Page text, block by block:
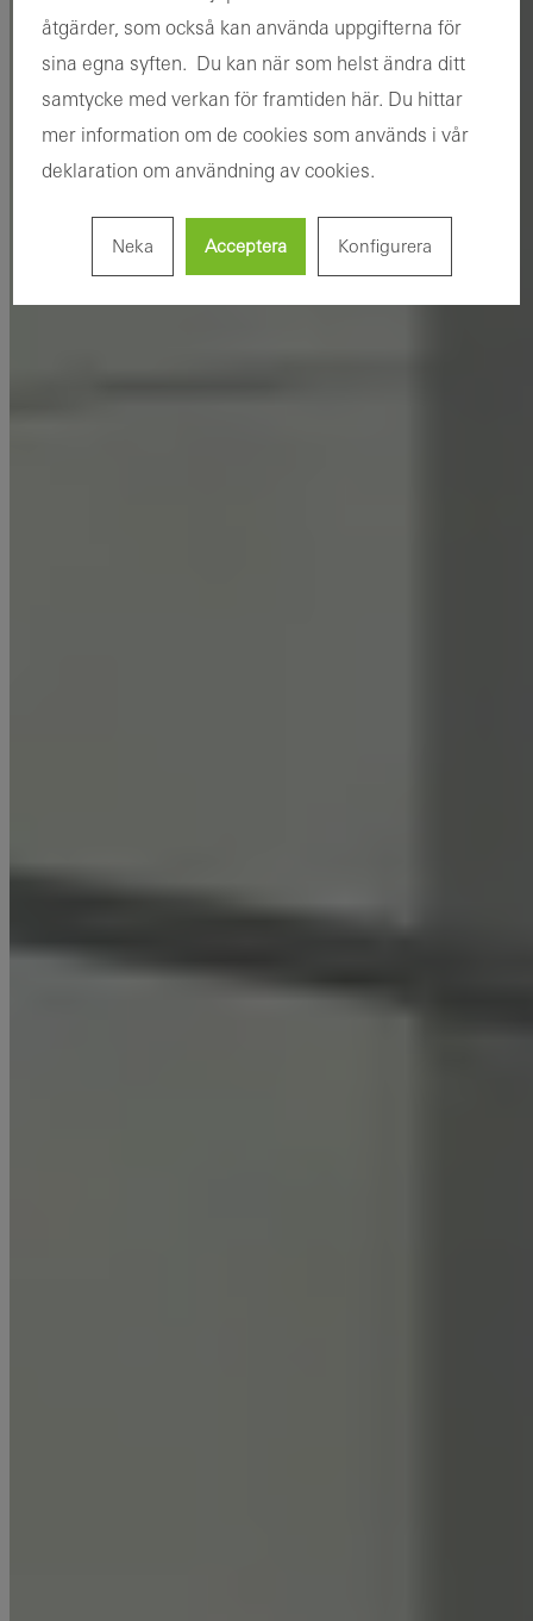
åtgärder, som också kan använda uppgifterna för
sina egna syften. Du kan när som helst ändra ditt
samtycke med verkan för framtiden här. Du hittar
mer information om de cookies som används i vår
deklaration om användning av cookies.
Neka Acceptera Konfigurera